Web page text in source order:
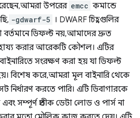
আমরা উপরের emcc কমান্ডে
-gdwarf-5 । DWARF চিহ্নগুলির
বর্তমানে ডিফল্ট নয়, আমাদের দ্রুত
করার আরেকটি কৌশল। এটির
সংরক্ষণ করা হয় যা ডিফল্ট
বিশেষ করে, আমরা মূল বাইনারি থেকে
নির্ধারণ করতে পারি। এটি ডিবাগারকে
এবং সম্পূর্ণ প্রতীক ডেটা লোড ও পার্স না